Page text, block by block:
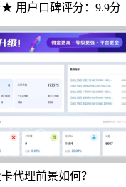
户口碑评分：9.9分
代理前景如何？